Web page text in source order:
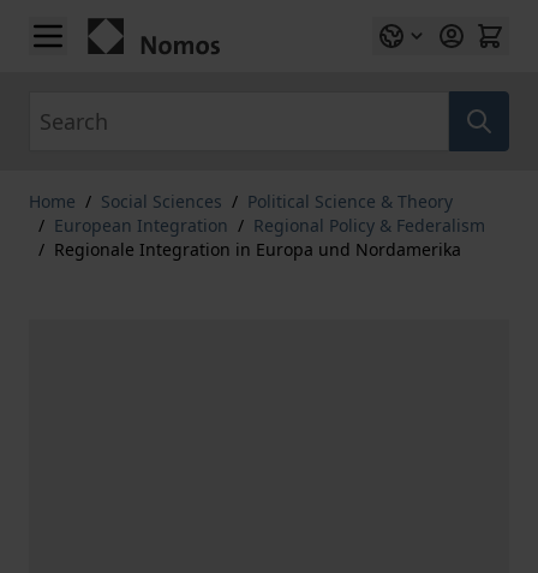
Skip to Content
Home / Social Sciences / Political Science & Theory
/ European Integration / Regional Policy & Federalism
/ Regionale Integration in Europa und Nordamerika